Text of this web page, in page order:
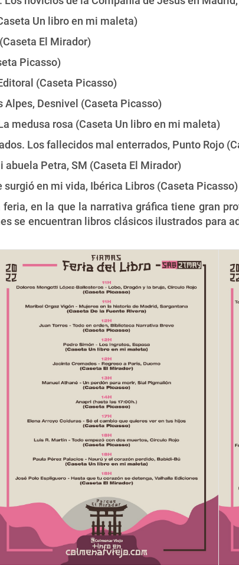
Un libro en mi maleta)
El Mirador)
Picasso)
(Caseta Picasso)
Alpes, Desnivel (Caseta Picasso)
medusa rosa (Caseta Un libro en mi maleta)
Los fallecidos mal enterrados, Punto Rojo
Petra, SM (Caseta El Mirador)
en mi vida, Ibérica Libros (Caseta Picasso)
en la que la narrativa gráfica tiene gran
se encuentran libros clásicos ilustrados para